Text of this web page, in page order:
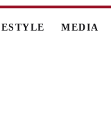
MEDIA